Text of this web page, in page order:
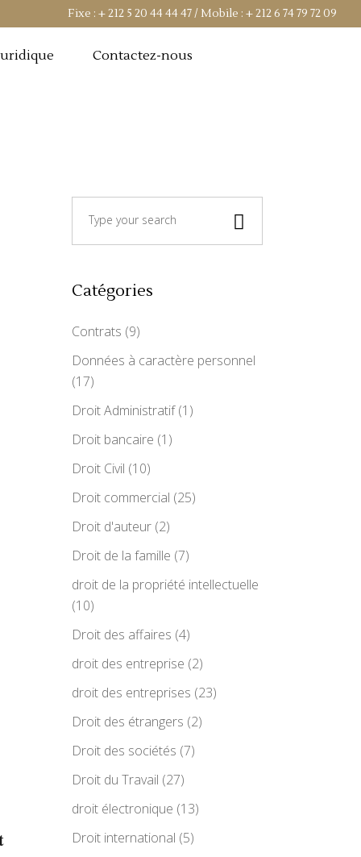
Fixe : + 212 5 20 44 44 47/ Mobile : + 212 6 74 79 72 09
Contactez-nous
Catégories
Contrats (9)
Données à caractère personnel
(17)
Droit Administratif(1)
Droit bancaire (1)
Droit Civil (10)
Droit commercial (25)
Droit d'auteur(2)
Droit de la famille (7)
droit de la propriété intellectuelle
(10)
Droit des affaires (4)
droit des entreprise (2)
droit des entreprises (23)
Droit des étrangers (2)
Droit des sociétés (7)
Droit du Travail (27)
droit électronique (13)
Droit international (5)